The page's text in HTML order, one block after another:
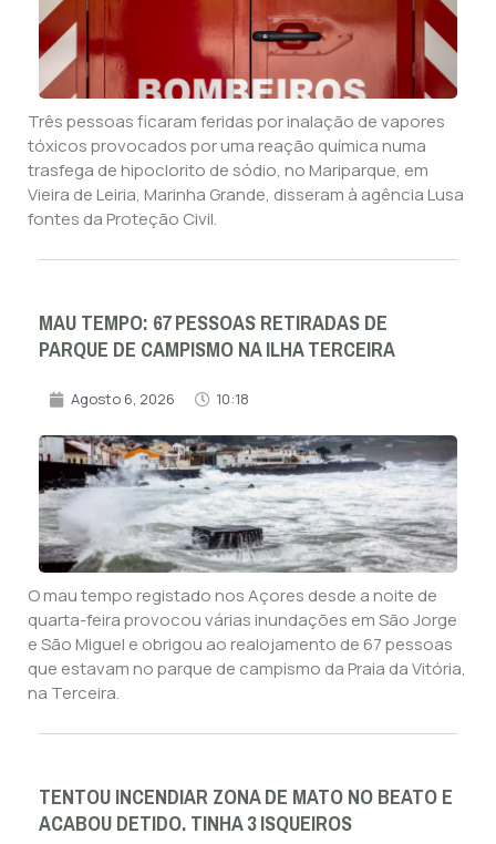
Três pessoas ficaram feridas por inalação de vapores
tóxicos provocados por uma reação química numa
trasfega de hipoclorito de sódio, no Mariparque, em
Vieira de Leiria, Marinha Grande, disseram à agência Lusa
fontes da Proteção Civil.
MAU TEMPO: 67 PESSOAS RETIRADAS DE
PARQUE DE CAMPISMO NA ILHA TERCEIRA
Agosto 6, 2026 10:18
O mau tempo registado nos Açores desde a noite de
quarta-feira provocou várias inundações em São Jorge
e São Miguel e obrigou ao realojamento de 67 pessoas
que estavam no parque de campismo da Praia da Vitória,
na Terceira.
TENTOU INCENDIAR ZONA DE MATO NO BEATO E
ACABOU DETIDO. TINHA 3 ISQUEIROS